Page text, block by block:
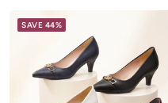
SAVE 44%